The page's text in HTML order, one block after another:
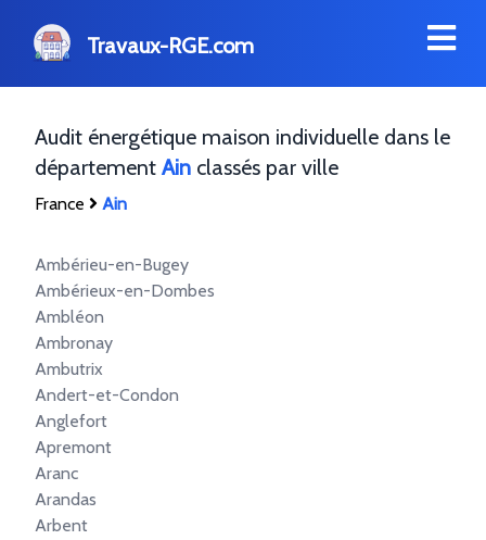
Travaux-RGE.com
Audit énergétique maison individuelle dans le
département Ain classés par ville
France Ain
Ambérieu-en-Bugey
Ambérieux-en-Dombes
Ambléon
Ambronay
Ambutrix
Andert-et-Condon
Anglefort
Apremont
Aranc
Arandas
Arbent